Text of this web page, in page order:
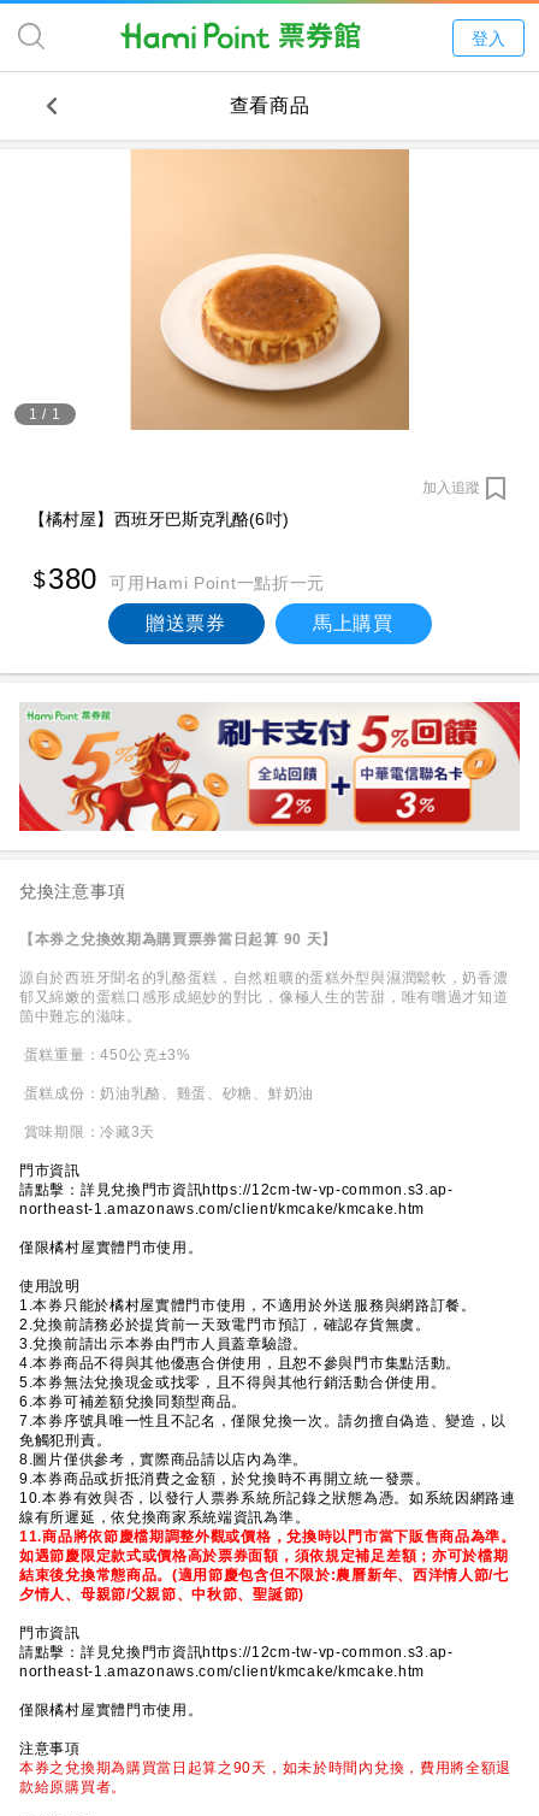
登入
查看商品
1 / 1
加入追蹤
【橘村屋】西班牙巴斯克乳酪(6吋)
380 可用Hami Point一點折一元
贈送票券 馬上購買
兌換注意事項
【本券之兌換效期為購買票券當日起算 90 天】
源自於西班牙聞名的乳酪蛋糕，自然粗曠的蛋糕外型與濕潤鬆軟，奶香濃
郁又綿嫩的蛋糕口感形成絕妙的對比，像極人生的苦甜，唯有嚐過才知道
箇中難忘的滋味。
蛋糕重量：450公克±3%
蛋糕成份：奶油乳酪、雞蛋、砂糖、鮮奶油
賞味期限：冷藏3天
門市資訊
請點擊：詳見兌換門市資訊https://12cm-tw-vp-common.s3.ap-
northeast-1.amazonaws.com/client/kmcake/kmcake.htm
僅限橘村屋實體門市使用。
使用說明
1.本券只能於橘村屋實體門市使用，不適用於外送服務與網路訂餐。
2.兌換前請務必於提貨前一天致電門市預訂，確認存貨無虞。
3.兌換前請出示本券由門市人員蓋章驗證。
4.本券商品不得與其他優惠合併使用，且恕不參與門市集點活動。
5.本券無法兌換現金或找零，且不得與其他行銷活動合併使用。
6.本券可補差額兌換同類型商品。
7.本券序號具唯一性且不記名，僅限兌換一次。請勿擅自偽造、變造，以
免觸犯刑責。
8.圖片僅供參考，實際商品請以店內為準。
9.本券商品或折抵消費之金額，於兌換時不再開立統一發票。
10.本券有效與否，以發行人票券系統所記錄之狀態為憑。如系統因網路連
線有所遲延，依兌換商家系統端資訊為準。
11.商品將依節慶檔期調整外觀或價格，兌換時以門市當下販售商品為準。
如遇節慶限定款式或價格高於票券面額，須依規定補足差額；亦可於檔期
結束後兌換常態商品。(適用節慶包含但不限於:農曆新年、西洋情人節/七
夕情人、母親節/父親節、中秋節、聖誕節)
門市資訊
請點擊：詳見兌換門市資訊https://12cm-tw-vp-common.s3.ap-
northeast-1.amazonaws.com/client/kmcake/kmcake.htm
僅限橘村屋實體門市使用。
注意事項
本券之兌換期為購買當日起算之90天，如未於時間內兌換，費用將全額退
款給原購買者。